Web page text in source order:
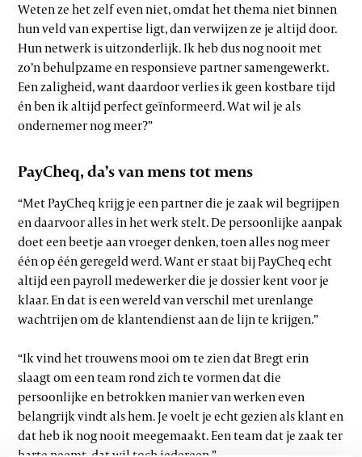
Weten ze het zelf even niet, omdat het thema niet binnen
hun veld van expertise ligt, dan verwijzen ze je altijd door.
Hun netwerk is uitzonderlijk. Ik heb dus nog nooit met
zo’n behulpzame en responsieve partner samengewerkt.
Een zaligheid, want daardoor verlies ik geen kostbare tijd
én ben ik altijd perfect geïnformeerd. Wat wil je als
ondernemer nog meer?”
PayCheq, da’s van mens tot mens
“Met PayCheq krijg je een partner die je zaak wil begrijpen
en daarvoor alles in het werk stelt. De persoonlijke aanpak
doet een beetje aan vroeger denken, toen alles nog meer
één op één geregeld werd. Want er staat bij PayCheq echt
altijd een payroll medewerker die je dossier kent voor je
klaar. En dat is een wereld van verschil met urenlange
wachtrijen om de klantendienst aan de lijn te krijgen.”
“Ik vind het trouwens mooi om te zien dat Bregt erin
slaagt om een team rond zich te vormen dat die
persoonlijke en betrokken manier van werken even
belangrijk vindt als hem. Je voelt je echt gezien als klant en
dat heb ik nog nooit meegemaakt. Een team dat je zaak ter